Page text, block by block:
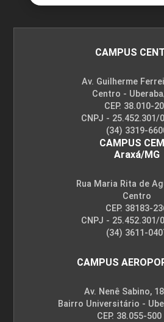
CAMPUS
Av. Guilherme
Centro -
CEP. 38.010-
CNPJ - 25.452.301/
(34) 3319-
CAMPUS
Araxá/MG
Rua Maria Rita de
Centro
CEP. 38183-
CNPJ - 25.452.301/
(34) 3611-
CAMPUS
Av. Nenê Sabino,
Bairro Universitário -
CEP. 38.055-500